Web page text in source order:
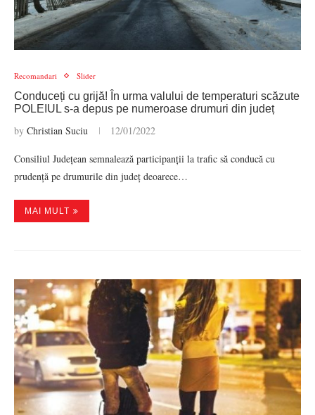
Recomandari Slider
Conduceți cu grijă! În urma valului de temperaturi scăzute
POLEIUL s-a depus pe numeroase drumuri din județ
by Christian Suciu 12/01/2022
Consiliul Județean semnalează participanții la trafic să conducă cu
prudență pe drumurile din județ deoarece…
MAI MULT